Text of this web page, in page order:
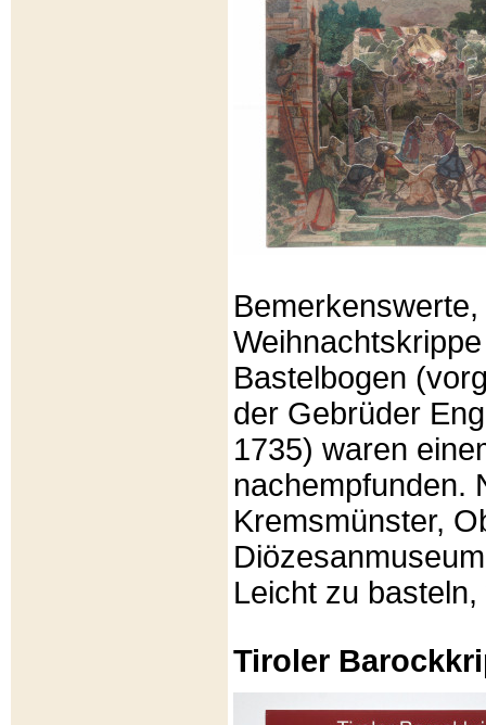
Bastelbogen
der Gebrüder
1735) waren
nachempfunden.
Kremsmünster,
Leicht zu
Tiroler